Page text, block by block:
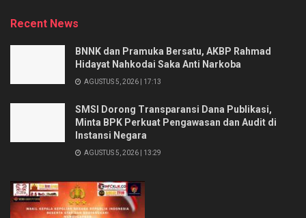
Recent News
BNNK dan Pramuka Bersatu, AKBP Rahmad
Hidayat Nahkodai Saka Anti Narkoba
AGUSTUS 5, 2026 | 17:13
SMSI Dorong Transparansi Dana Publikasi,
Minta BPK Perkuat Pengawasan dan Audit di
Instansi Negara
AGUSTUS 5, 2026 | 13:29